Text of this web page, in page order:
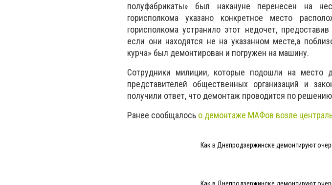
полуфабрикаты» был накануне перенесен на
горисполкома указано конкретное место
горисполкома устранило этот недочет,
если они находятся не на указанном месте,а
курча» был демонтирован и погружен на машину.
Сотрудники милиции, которые подошли на место
представителей общественных организаций и
получили ответ, что демонтаж проводится по
Ранее сообщалось о демонтаже МАФов возле
Как в Днепродзержинске демонтируют
Как в Днепродзержинске демонтируют